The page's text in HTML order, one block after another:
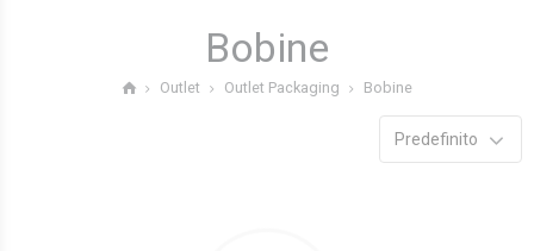
Bobine
Outlet Outlet Packaging Bobine
Predefinito